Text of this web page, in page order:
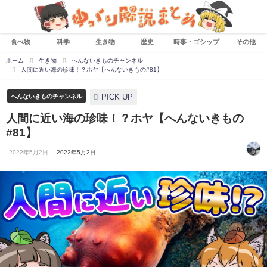
食べ物 科学 生き物 歴史 時事・ゴシップ その他
ホーム 生き物
へんないきものチャンネル
人間に近い海の珍味！？ホヤ【へんないきもの#81】
へんないきものチャンネル PICK UP
人間に近い海の珍味！？ホヤ【へんないきもの
#81】
2022年5月2日 2022年5月2日